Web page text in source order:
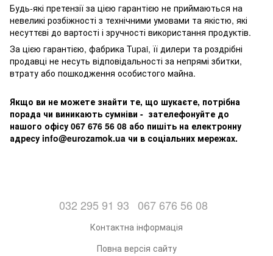
Будь-які претензії за цією гарантією не приймаються на
невеликі розбіжності з технічними умовами та якістю, які
несуттєві до вартості і зручності використання продуктів.
За цією гарантією, фабрика Tupai, її дилери та роздрібні
продавці не несуть відповідальності за непрямі збитки,
втрату або пошкодження особистого майна.
Якщо ви не можете знайти те, що шукаєте, потрібна
порада чи виникають сумніви - зателефонуйте до
нашого офісу 067 676 56 08 або пишіть на електронну
адресу info@eurozamok.ua чи в соціальних мережах.
032 295 91 93 067 676 56 08
Контактна інформація
Повна версія сайту